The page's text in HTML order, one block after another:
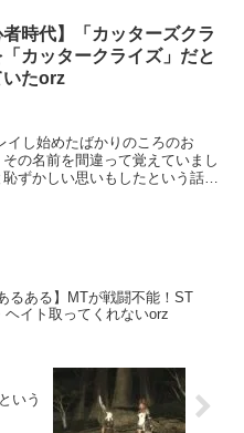
者時代】「カッターズクラ
カッタークライズ」だと
いたorz
イし始めたばかりのころのお
の名前を間違って覚えていまし
ずかしい思いもしたという話で
るある】MTが戦闘不能！ST
ヘイト取ってくれないorz
いう